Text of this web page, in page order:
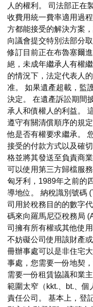
人的權利。 司法部正在
收費用統一費率適用過
方都能接受的解決方案
向議會提交特別法部分
修訂目前正在布魯塞爾
絕，未成年繼承人有權
的情況下，法定代表人
准。 如果遺產超載，監
決定。 在遺產訴訟期間
承人和債權人的利益。
遵守有關清償順序的規
他是否有權要求繼承。
接受的付款方式以及確
格並將其發送至負責商
可以使用第三方歸檔服
匈牙利，1989年之前的
導地位。 納稅識別號碼
司用於稅務目的的數字代
碼來向羅馬尼亞稅務局
司擁有所有權或其他使
不妨礙公司使用該財產
冊辦事處可以是非住宅
事處，您需要一份地契
需要一份租賃協議和業
範圍太窄（kkt.、bt.、
責任公司。 基本上，登